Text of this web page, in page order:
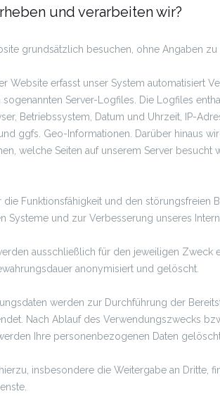
und verarbeiten wir?
grundsätzlich besuchen, ohne Angaben zu
Website erfasst unser System automatisiert
sogenannten Server-Logfiles. Die Logfiles
Betriebssystem, Datum und Uhrzeit, IP-
ggfs. Geo-Informationen. Darüber hinaus
welche Seiten auf unserem Server besucht
die Funktionsfähigkeit und den störungsfreien
Systeme und zur Verbesserung unseres
ausschließlich für den jeweiligen Zweck
anonymisiert und gelöscht.
werden zur Durchführung der
Nach Ablauf des Verwendungszwecks
Ihre personenbezogenen Daten
insbesondere die Weitergabe an Dritte,